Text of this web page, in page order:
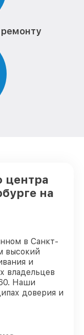
центра
на
в Санкт-
высокий
и
владельцев
Наши
доверия и